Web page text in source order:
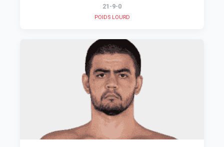
21-9-0
POIDS LOURD